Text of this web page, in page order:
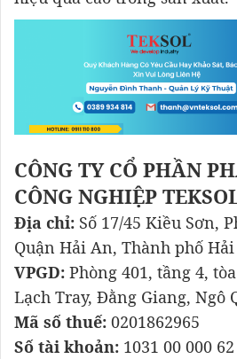
CÔNG TY CỔ PHẦN
CÔNG NGHIỆP
Địa chỉ: Số 17/45 Kiều Sơn,
Quận Hải An, Thành phố
VPGD: Phòng 401, tầng 4,
Lạch Tray, Đằng Giang, Ngô
Mã số thuế: 0201862965
Số tài khoản: 1031 00 000